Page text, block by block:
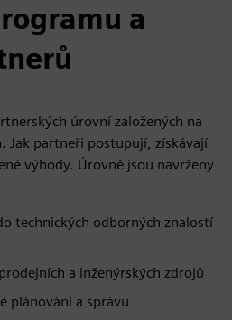
a
úrovní založených na
Jak partneři postupují, získávají
výhody. Úrovně jsou navrženy
technických odborných znalostí
a inženýrských zdrojů
plánování a správu